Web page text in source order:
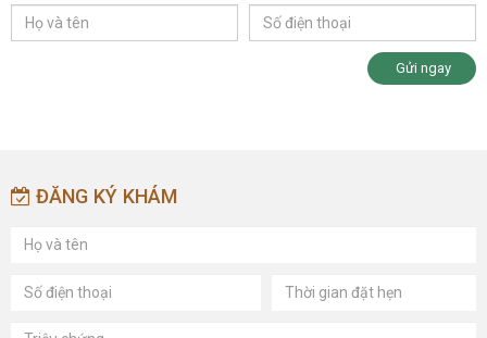
Gửi ngay
ĐĂNG KÝ KHÁM